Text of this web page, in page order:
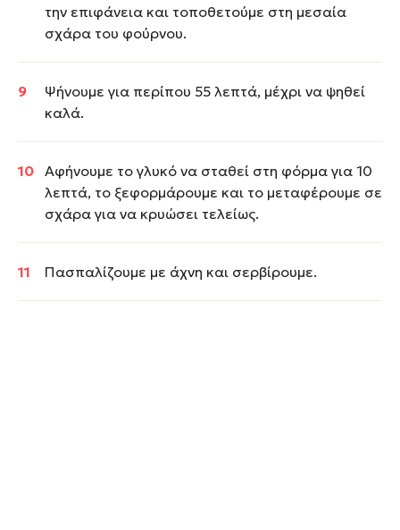
την επιφάνεια και τοποθετούμε στη μεσαία
σχάρα του φούρνου.
Ψήνουμε για περίπου 55 λεπτά, μέχρι να ψηθεί
καλά.
Αφήνουμε το γλυκό να σταθεί στη φόρμα για 10
λεπτά, το ξεφορμάρουμε και το μεταφέρουμε σε
σχάρα για να κρυώσει τελείως.
Πασπαλίζουμε με άχνη και σερβίρουμε.